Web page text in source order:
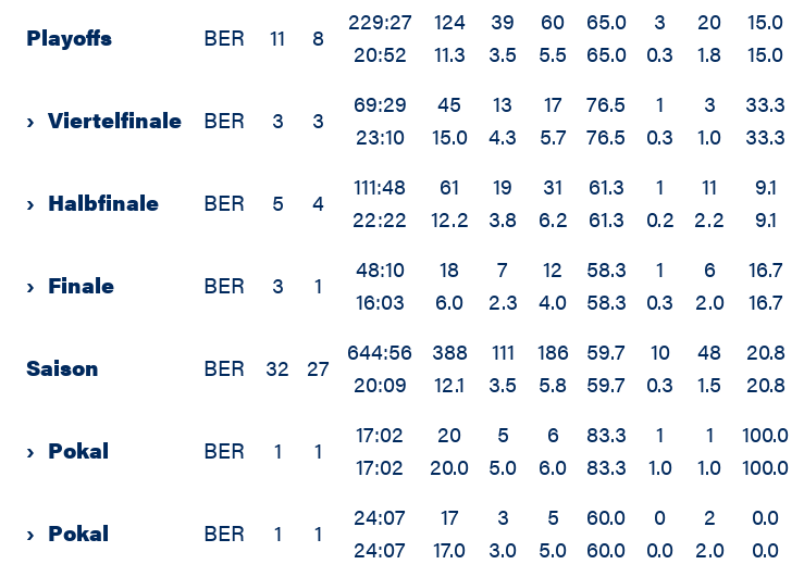
Playoffs BER 11 8
229:27
20:52
124
11.3
39
3.5
60
5.5
65.0
65.0
3
0.3
20
1.8
15.0
15.0
› Viertelfinale BER 3 3
69:29
23:10
45
15.0
13
4.3
17
5.7
76.5
76.5
1
0.3
3
1.0
33.3
33.3
› Halbfinale BER 5 4
111:48
22:22
61
12.2
19
3.8
31
6.2
61.3
61.3
1
0.2
11
2.2
9.1
9.1
› Finale BER 3 1
48:10
16:03
18
6.0
7
2.3
12
4.0
58.3
58.3
1
0.3
6
2.0
16.7
16.7
Saison BER 32 27
644:56
20:09
388
12.1
111
3.5
186
5.8
59.7
59.7
10
0.3
48
1.5
20.8
20.8
› Pokal BER 1 1
17:02
17:02
20
20.0
5
5.0
6
6.0
83.3
83.3
1
1.0
1
1.0
100.0
100.0
› Pokal BER 1 1
24:07
24:07
17
17.0
3
3.0
5
5.0
60.0
60.0
0
0.0
2
2.0
0.0
0.0